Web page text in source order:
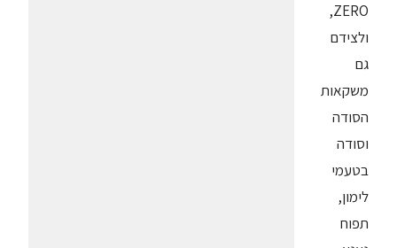
ZERO,
ולצידם
גם
משקאות
הסודה
וסודה
בטעמי
לימון,
תפוח